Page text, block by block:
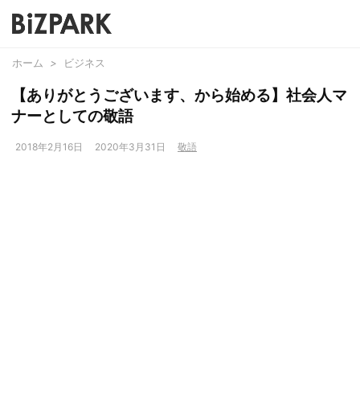
ホーム > ビジネス
【ありがとうございます、から始める】社会人マ
ナーとしての敬語
2018年2月16日 2020年3月31日 敬語